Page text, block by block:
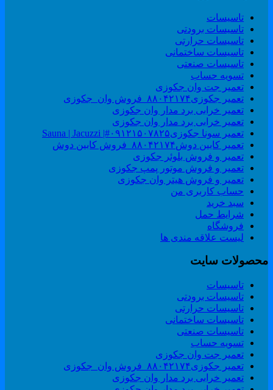
تاسیسات
تاسیسات برودتی
تاسیسات حرارتی
تاسیسات ساختمانی
تاسیسات صنعتی
تسویه حساب
تعمیر جت وان جکوزی
تعمیر جکوزی۸۸۰۴۲۱۷۴_فروش وان_جکوزی
تعمیر خرابی برد مدار وان جکوزی
تعمیر خرابی برد مدار وان جکوزی
تعمیر سونا جکوزی۰۹۱۲۱۵۰۷۸۲۵#| Sauna | Jacuzzi
تعمیر کابین دوش۸۸۰۴۲۱۷۴_فروش کابین دوش
تعمیر و فروش بلوئر جکوزی
تعمیر و فروش موتور پمپ جکوزی
تعمیر و فروش هیتر وان جکوزی
حساب کاربری من
سبد خرید
شرایط حمل
فروشگاه
لیست علاقه مندی ها
سایت
تاسیسات
تاسیسات برودتی
تاسیسات حرارتی
تاسیسات ساختمانی
تاسیسات صنعتی
تسویه حساب
تعمیر جت وان جکوزی
تعمیر جکوزی۸۸۰۴۲۱۷۴_فروش وان_جکوزی
تعمیر خرابی برد مدار وان جکوزی